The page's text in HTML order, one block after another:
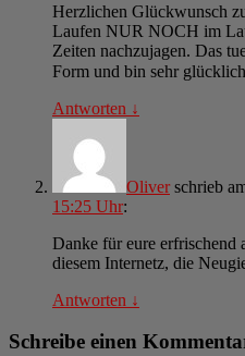
Herzlichen Glückwunsch
Laufen NUR NOCH im
Zeiten nachzujagen. Das
Form und bin sehr
Antworten ↓
Oliver schrieb
15:25 Uhr:
Danke für eure erfrischend
diesem Internetz, die
Antworten ↓
Schreibe einen